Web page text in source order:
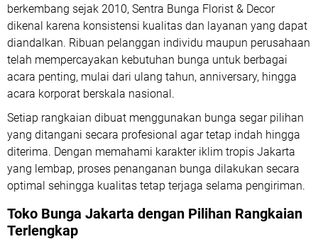
berkembang sejak 2010, Sentra Bunga Florist & Decor
dikenal karena konsistensi kualitas dan layanan yang dapat
diandalkan. Ribuan pelanggan individu maupun perusahaan
telah mempercayakan kebutuhan bunga untuk berbagai
acara penting, mulai dari ulang tahun, anniversary, hingga
acara korporat berskala nasional.
Setiap rangkaian dibuat menggunakan bunga segar pilihan
yang ditangani secara profesional agar tetap indah hingga
diterima. Dengan memahami karakter iklim tropis Jakarta
yang lembap, proses penanganan bunga dilakukan secara
optimal sehingga kualitas tetap terjaga selama pengiriman.
Toko Bunga Jakarta dengan Pilihan Rangkaian
Terlengkap